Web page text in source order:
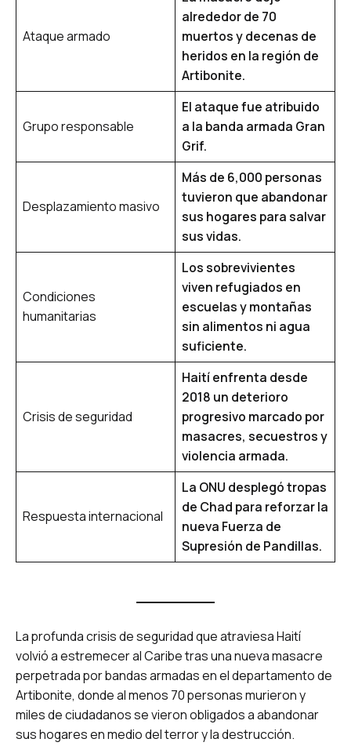
Ataque armado
alrededor de 70
muertos y decenas de
heridos en la región de
Artibonite.
Grupo responsable
El ataque fue atribuido
a la banda armada Gran
Grif.
Desplazamiento masivo
Más de 6,000 personas
tuvieron que abandonar
sus hogares para salvar
sus vidas.
Condiciones
humanitarias
Los sobrevivientes
viven refugiados en
escuelas y montañas
sin alimentos ni agua
suficiente.
Crisis de seguridad
Haití enfrenta desde
2018 un deterioro
progresivo marcado por
masacres, secuestros y
violencia armada.
Respuesta internacional
La ONU desplegó tropas
de Chad para reforzar la
nueva Fuerza de
Supresión de Pandillas.
La profunda crisis de seguridad que atraviesa Haití
volvió a estremecer al Caribe tras una nueva masacre
perpetrada por bandas armadas en el departamento de
Artibonite, donde al menos 70 personas murieron y
miles de ciudadanos se vieron obligados a abandonar
sus hogares en medio del terror y la destrucción.